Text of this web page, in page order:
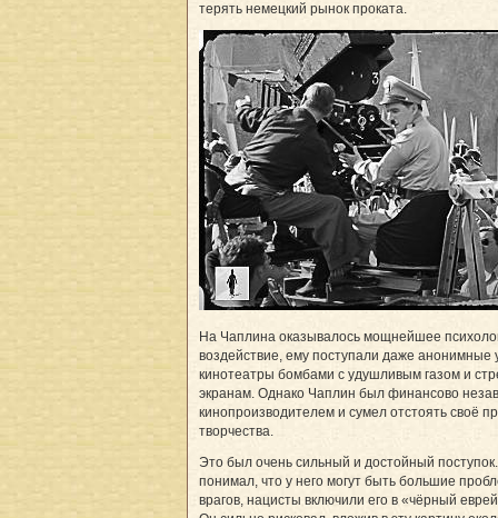
терять немецкий рынок проката.
На Чаплина оказывалось мощнейшее
воздействие, ему поступали даже анонимные
кинотеатры бомбами с удушливым газом и
экранам. Однако Чаплин был финансово
кинопроизводителем и сумел отстоять своё
творчества.
Это был очень сильный и достойный
понимал, что у него могут быть большие
врагов, нацисты включили его в «чёрный